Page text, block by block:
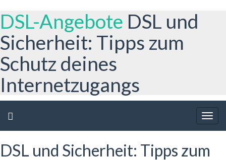
DSL-Angebote DSL und
Sicherheit: Tipps zum
Schutz deines
Internetzugangs
DSL und Sicherheit: Tipps zum